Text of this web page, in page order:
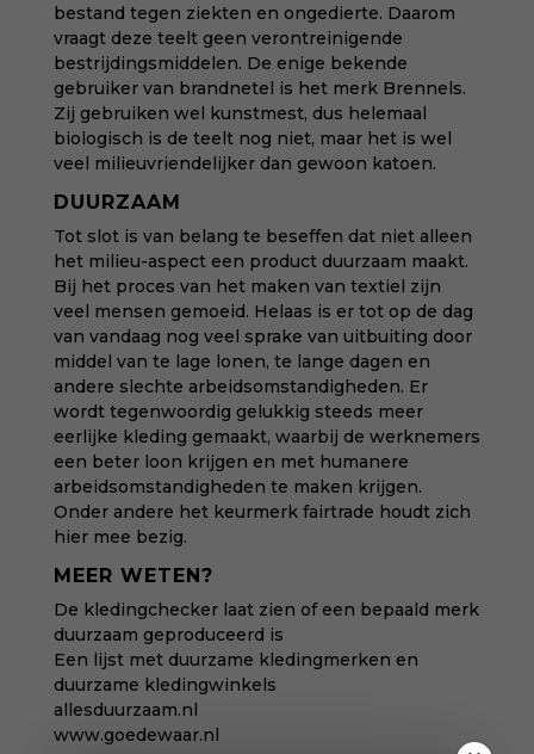
bestand tegen ziekten en ongedierte. Daarom
vraagt deze teelt geen verontreinigende
bestrijdingsmiddelen. De enige bekende
gebruiker van brandnetel is het merk Brennels.
Zij gebruiken wel kunstmest, dus helemaal
biologisch is de teelt nog niet, maar het is wel
veel milieuvriendelijker dan gewoon katoen.
DUURZAAM
Tot slot is van belang te beseffen dat niet alleen
het milieu-aspect een product duurzaam maakt.
Bij het proces van het maken van textiel zijn
veel mensen gemoeid. Helaas is er tot op de dag
van vandaag nog veel sprake van uitbuiting door
middel van te lage lonen, te lange dagen en
andere slechte arbeidsomstandigheden. Er
wordt tegenwoordig gelukkig steeds meer
eerlijke kleding gemaakt, waarbij de werknemers
een beter loon krijgen en met humanere
arbeidsomstandigheden te maken krijgen.
Onder andere het keurmerk fairtrade houdt zich
hier mee bezig.
MEER WETEN?
De kledingcheckerlaat zien of een bepaald merk
duurzaam geproduceerd is
Een lijst met duurzame kledingmerken en
duurzame kledingwinkels
allesduurzaam.nl
www.goedewaar.nl